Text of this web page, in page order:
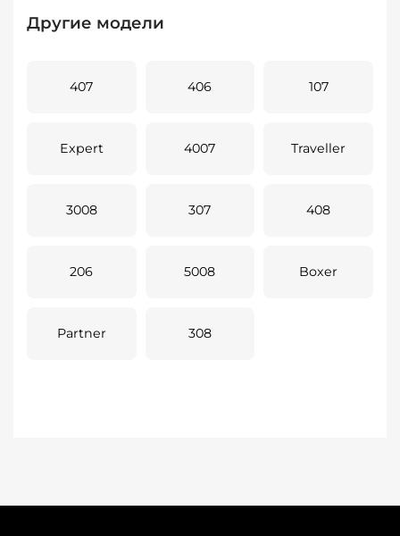
Другие модели
407 406 107
Expert 4007 Traveller
3008 307 408
206 5008 Boxer
Partner 308